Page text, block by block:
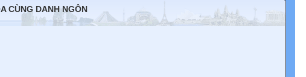
CÙNG DANH NGÔN